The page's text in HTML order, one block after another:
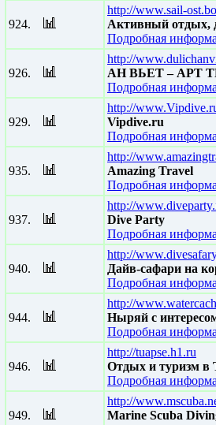
924.
http://www.sail-
Активный отдых,
Подробная
926.
http://
АН ВЬЕТ – АРТ
Подробная
929.
http://
Vipdive.ru
Подробная
935.
http://
Amazing Travel
Подробная
937.
http://
Dive Party
Подробная
940.
http://
Дайв-сафари на
Подробная
944.
http://
Ныряй с
Подробная
946.
http://tuapse.h1.ru
Отдых и туризм в
Подробная
949.
http://
Marine Scuba